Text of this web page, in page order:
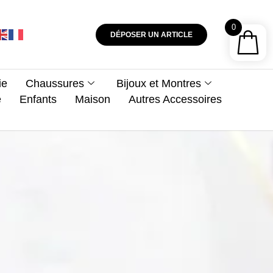
DÉPOSER UN ARTICLE
Chaussures
Bijoux et Montres
Enfants Maison Autres Accessoires
0